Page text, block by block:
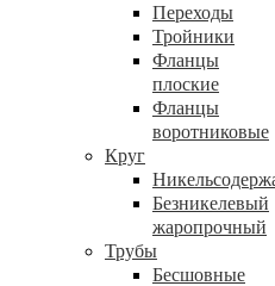
Переходы
Тройники
Фланцы
плоские
Фланцы
воротниковые
Круг
Безникелевый
жаропрочный
Трубы
Бесшовные